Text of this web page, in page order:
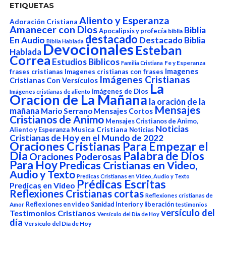
ETIQUETAS
Adoración Cristiana Aliento y Esperanza
Amanecer con Dios Apocalipsis y profecía biblia Biblia
En Audio Biblia Hablada destacado Destacado Biblia
HabladaDevocionalesEsteban
Correa Estudios Biblicos Familia Cristiana Fe y Esperanza
frases cristianas Imagenes cristianas con frases Imagenes
Cristianas Con Versículos Imágenes Cristianas
Imágenes cristianas de aliento imágenes de Dios La
Oracion de La Mañana la oración de la
mañana Mario Serrano Mensajes Cortos Mensajes
Cristianos de Animo Mensajes Cristianos de Animo,
Aliento y Esperanza Musica Cristiana Noticias Noticias
Cristianas de Hoy en el Mundo de 2022
Oraciones Cristianas Para Empezar el
DiaOraciones Poderosas Palabra de Dios
Para Hoy Predicas Cristianas en Video,
Audio y Texto Predicas Cristianas en Video, Audio y Texto
Predicas en Video Prédicas Escritas
Reflexiones Cristianas cortas Reflexiones cristianas de
Amor Reflexiones en video Sanidad Interior y liberación testimonios
Testimonios Cristianos Versículo del Dia de Hoy versículo del
día Versículo del Día de Hoy